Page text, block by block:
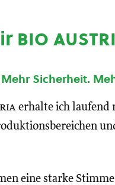
bio
Sicherheit.
erhalte ich laufend
eine starke